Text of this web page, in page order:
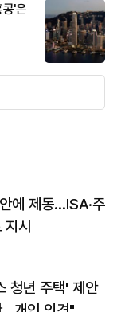
콩'은
에 제동…ISA·주
시
청년 주택' 제안